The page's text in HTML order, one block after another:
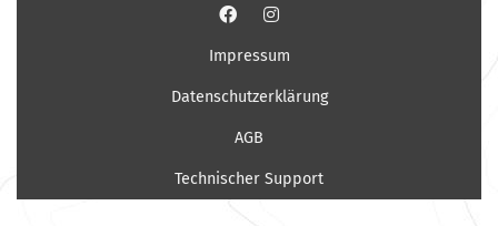
Impressum
Datenschutzerklärung
AGB
Technischer Support